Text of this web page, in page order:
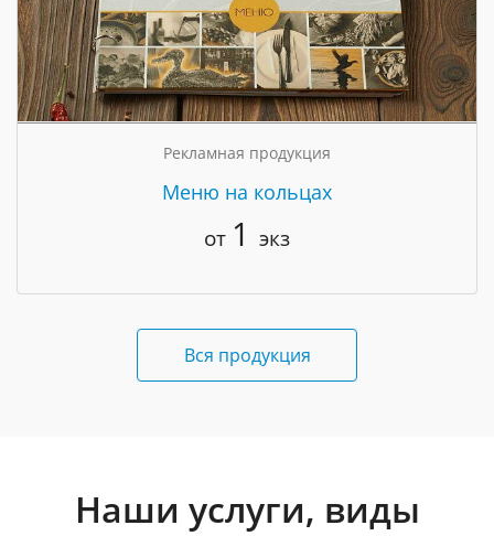
Рекламная продукция
Меню на кольцах
от 1 экз
Вся продукция
Наши услуги, виды